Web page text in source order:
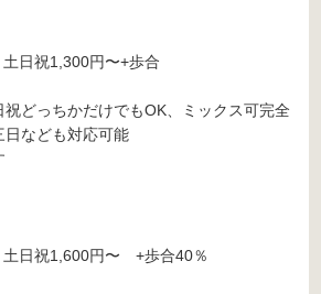
日祝1,300円〜+歩合
どっちかだけでもOK、ミックス可完全
なども対応可能
日祝1,600円〜 +歩合40％